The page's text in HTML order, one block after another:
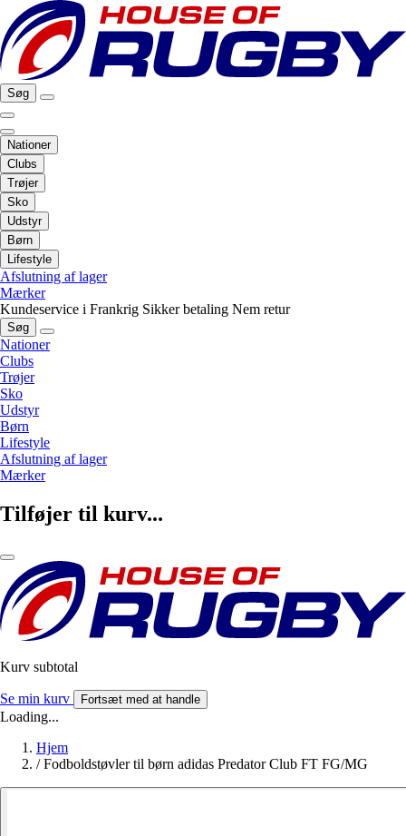
Søg
Nationer
Clubs
Trøjer
Sko
Udstyr
Børn
Lifestyle
Afslutning af lager
Mærker
Kundeservice i Frankrig Sikker betaling Nem retur
Søg
Nationer
Clubs
Trøjer
Sko
Udstyr
Børn
Lifestyle
Afslutning af lager
Mærker
Tilføjer til kurv...
Kurv subtotal
Se min kurv Fortsæt med at handle
Loading...
Hjem
/ Fodboldstøvler til børn adidas Predator Club FT FG/MG